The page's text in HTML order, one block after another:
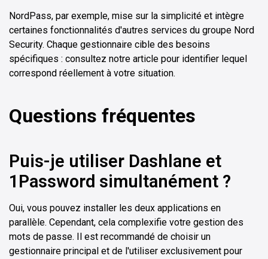
NordPass, par exemple, mise sur la simplicité et intègre
certaines fonctionnalités d'autres services du groupe Nord
Security. Chaque gestionnaire cible des besoins
spécifiques : consultez notre article pour identifier lequel
correspond réellement à votre situation.
Questions fréquentes
Puis-je utiliser Dashlane et
1Password simultanément ?
Oui, vous pouvez installer les deux applications en
parallèle. Cependant, cela complexifie votre gestion des
mots de passe. Il est recommandé de choisir un
gestionnaire principal et de l'utiliser exclusivement pour